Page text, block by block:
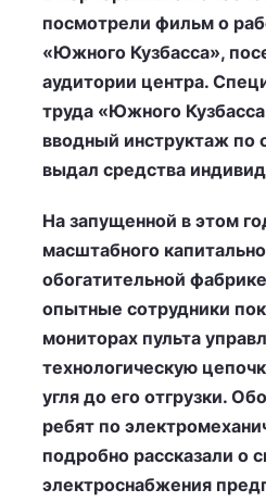
посмотрели фильм о
«Южного Кузбасса»,
аудитории центра.
труда «Южного
вводный инструктаж по
выдал средства
На запущенной в этом
масштабного
обогатительной
опытные сотрудники
мониторах пульта
технологическую
угля до его отгрузки.
ребят по
подробно рассказали о
электроснабжения